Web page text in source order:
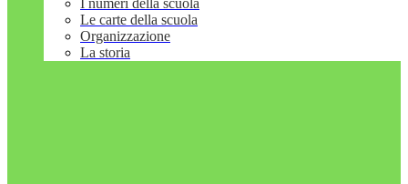
I numeri della scuola
Le carte della scuola
Organizzazione
La storia